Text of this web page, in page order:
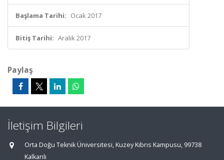
Başlama Tarihi: Ocak 2017
Bitiş Tarihi: Aralık 2017
Paylaş
İletişim Bilgileri
Orta Doğu Teknik Üniversitesi, Kuzey Kıbrıs Kampusu, 99738
Kalkanlı